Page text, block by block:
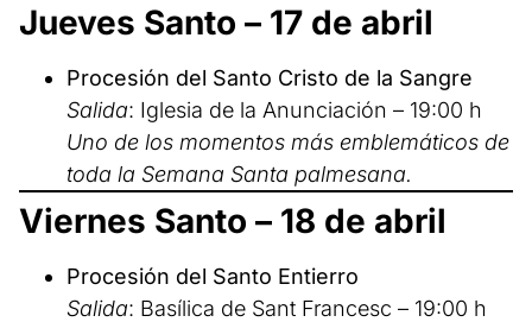
Jueves Santo – 17 de abril
Procesión del Santo Cristo de la Sangre
Salida: Iglesia de la Anunciación – 19:00 h
Uno de los momentos más emblemáticos de
toda la Semana Santa palmesana.
Viernes Santo – 18 de abril
Procesión del Santo Entierro
Salida: Basílica de Sant Francesc – 19:00 h